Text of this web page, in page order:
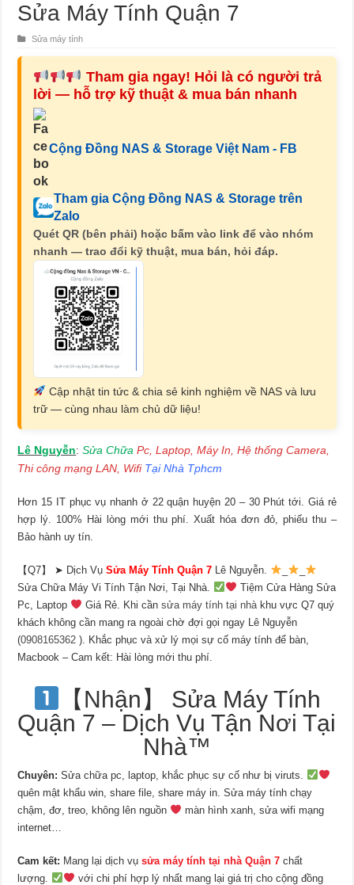
Sửa Máy Tính Quận 7
Sửa máy tính
Tham gia ngay! Hỏi là có người trả
lời — hỗ trợ kỹ thuật & mua bán nhanh
Cộng Đồng NAS & Storage Việt Nam - FB
Tham gia Cộng Đồng NAS & Storage trên
Zalo
Quét QR (bên phải) hoặc bấm vào link để vào nhóm
nhanh — trao đổi kỹ thuật, mua bán, hỏi đáp.
Cập nhật tin tức & chia sẻ kinh nghiệm về NAS và lưu
trữ — cùng nhau làm chủ dữ liệu!
Lê Nguyễn:Sửa Chữa Pc, Laptop, Máy In, Hệ thống Camera,
Thi công mạng LAN, Wifi Tại Nhà Tphcm
Hơn 15 IT phục vụ nhanh ở 22 quận huyện 20 – 30 Phút tới. Giá rẻ
hợp lý. 100% Hài lòng mới thu phí. Xuất hóa đơn đỏ, phiếu thu –
Bảo hành uy tín.
【Q7】 ➤ Dịch VụSửa Máy Tính Quận 7 Lê Nguyễn.
Sửa Chữa Máy Vi Tính Tận Nơi, Tại Nhà.
Tiệm Cửa Hàng Sửa
Pc, Laptop
Giá Rẻ. Khi cầnsửa máy tính tại nhà khu vực Q7 quý
khách không cần mang ra ngoài chờ đợi gọi ngay Lê Nguyễn
(0908165362 ). Khắc phục và xử lý mọi sự cố máy tính để bàn,
Macbook – Cam kết: Hài lòng mới thu phí.
【Nhận】 Sửa Máy Tính
Quận 7 – Dịch Vụ Tận Nơi Tại
Nhà™
Chuyên: Sửa chữa pc, laptop, khắc phục sự cố như bị viruts.
quên mật khẩu win, share file, share máy in. Sửa máy tính chạy
chậm, đơ, treo, không lên nguồn
màn hình xanh, sửa wifi mạng
internet…
Cam kết: Mang lại dịch vụsửa máy tính tại nhà Quận 7 chất
lượng.
với chi phí hợp lý nhất mang lại giá trị cho cộng đồng